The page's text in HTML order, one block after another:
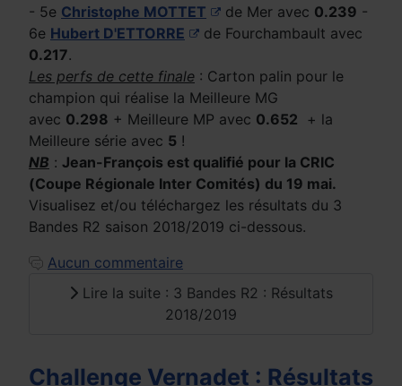
- 5e Christophe MOTTET de Mer avec 0.239 -
6e Hubert D'ETTORRE
de Fourchambault avec
0.217.
Les perfs de cette finale : Carton palin pour le
champion qui réalise la Meilleure MG
avec 0.298 + Meilleure MP avec 0.652 + la
Meilleure série avec 5 !
NB : Jean-François est qualifié pour la CRIC
(Coupe Régionale Inter Comités) du 19 mai.
Visualisez et/ou téléchargez les résultats du 3
Bandes R2 saison 2018/2019 ci-dessous.
Aucun commentaire
Lire la suite : 3 Bandes R2 : Résultats
2018/2019
Challenge Vernadet : Résultats